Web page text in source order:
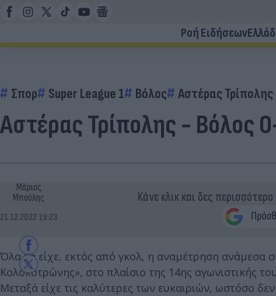
Ροή Ειδήσεων
Σπορ Super League 1 Βόλος Αστέρας Τρίπολης
Αστέρας Τρίπολης - Βόλος
Μάριος
Μπούλης
21.12.2022 19:23
Κάνε κλικ και δες περισσότερο
Όλα τα είχε, εκτός από γκολ, η αναμέτρηση ανάμεσα
Κολοκοτρώνης», στο πλαίσιο της 14ης αγωνιστικής
Μεταξά είχε τις καλύτερες των ευκαιριών, ωστόσο